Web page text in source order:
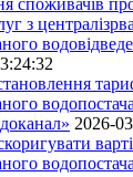
з
2026-